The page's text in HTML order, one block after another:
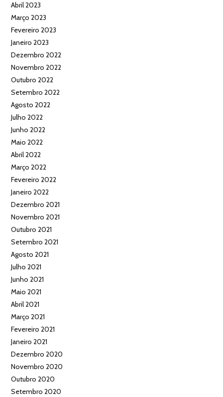
Abril 2023
Março 2023
Fevereiro 2023
Janeiro 2023
Dezembro 2022
Novembro 2022
Outubro 2022
Setembro 2022
Agosto 2022
Julho 2022
Junho 2022
Maio 2022
Abril 2022
Março 2022
Fevereiro 2022
Janeiro 2022
Dezembro 2021
Novembro 2021
Outubro 2021
Setembro 2021
Agosto 2021
Julho 2021
Junho 2021
Maio 2021
Abril 2021
Março 2021
Fevereiro 2021
Janeiro 2021
Dezembro 2020
Novembro 2020
Outubro 2020
Setembro 2020